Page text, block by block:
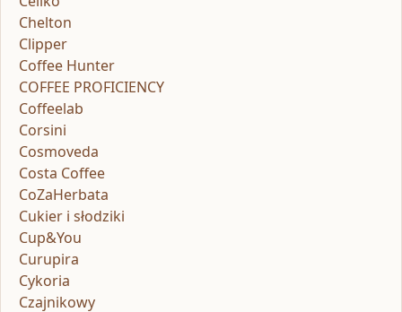
Chelton
Clipper
Coffee Hunter
COFFEE PROFICIENCY
Coffeelab
Corsini
Cosmoveda
Costa Coffee
CoZaHerbata
Cukier i słodziki
Cup&You
Curupira
Cykoria
Czajnikowy